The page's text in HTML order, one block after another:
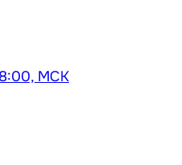
МСК